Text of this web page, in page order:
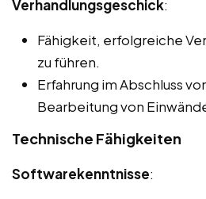
Verhandlungsgeschick:
Fähigkeit, erfolgreiche
zu führen.
Erfahrung im Abschluss
Bearbeitung von
Technische Fähigkeiten
Softwarekenntnisse: